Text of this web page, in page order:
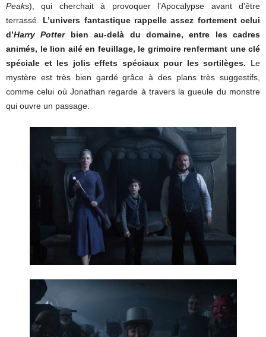
Peaks), qui cherchait à provoquer l’Apocalypse avant d’être
terrassé. L’univers fantastique rappelle assez fortement celui
d’Harry Potterbien au-delà du domaine, entre les cadres
animés, le lion ailé en feuillage, le grimoire renfermant une clé
spéciale et les jolis effets spéciaux pour les sortilèges. Le
mystère est très bien gardé grâce à des plans très suggestifs,
comme celui où Jonathan regarde à travers la gueule du monstre
qui ouvre un passage.